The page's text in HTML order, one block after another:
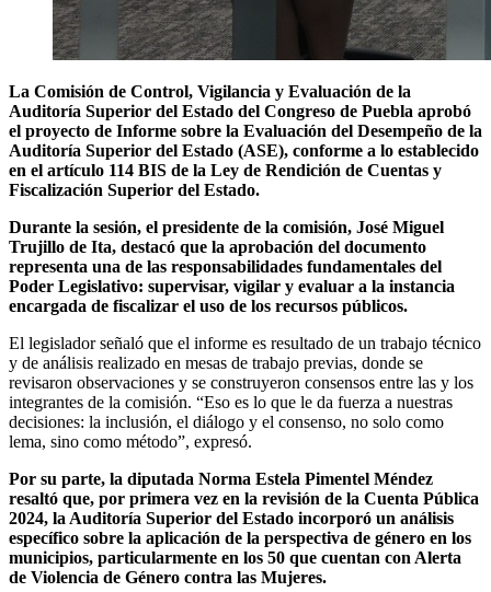
La Comisión de Control, Vigilancia y Evaluación de la
Auditoría Superior del Estado del Congreso de Puebla aprobó
el proyecto de Informe sobre la Evaluación del Desempeño de la
Auditoría Superior del Estado (ASE), conforme a lo establecido
en el artículo 114 BIS de la Ley de Rendición de Cuentas y
Fiscalización Superior del Estado.
Durante la sesión, el presidente de la comisión, José Miguel
Trujillo de Ita, destacó que la aprobación del documento
representa una de las responsabilidades fundamentales del
Poder Legislativo: supervisar, vigilar y evaluar a la instancia
encargada de fiscalizar el uso de los recursos públicos.
El legislador señaló que el informe es resultado de un trabajo técnico
y de análisis realizado en mesas de trabajo previas, donde se
revisaron observaciones y se construyeron consensos entre las y los
integrantes de la comisión. “Eso es lo que le da fuerza a nuestras
decisiones: la inclusión, el diálogo y el consenso, no solo como
lema, sino como método”, expresó.
Por su parte, la diputada Norma Estela Pimentel Méndez
resaltó que, por primera vez en la revisión de la Cuenta Pública
2024, la Auditoría Superior del Estado incorporó un análisis
específico sobre la aplicación de la perspectiva de género en los
municipios, particularmente en los 50 que cuentan con Alerta
de Violencia de Género contra las Mujeres.